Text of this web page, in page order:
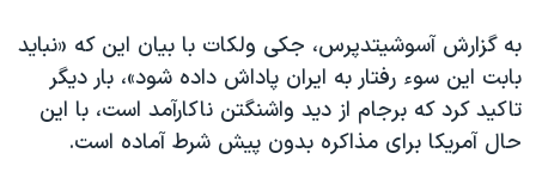
اسرائیل در جنگ
نرگس محمدی برنده جایزه نوبل صلح
همایش محافظه‌کاران آمریکا «سی‌پک»
به گزارش آسوشیتدپرس، جکی ولکات با بیان این که «نباید
بابت این سوء رفتار به ایران پاداش داده شود»، بار دیگر
تاکید کرد که برجام از دید واشنگتن ناکارآمد است، با این
حال آمریکا برای مذاکره بدون پیش شرط آماده است.